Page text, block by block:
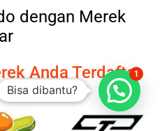
dengan Merek
Anda Terdaftar
Bisa dibantu?
1